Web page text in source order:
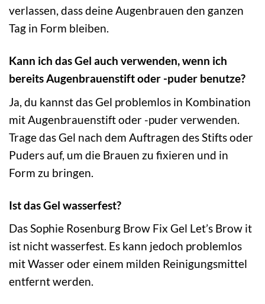
verlassen, dass deine Augenbrauen den ganzen
Tag in Form bleiben.
Kann ich das Gel auch verwenden, wenn ich
bereits Augenbrauenstift oder -puder benutze?
Ja, du kannst das Gel problemlos in Kombination
mit Augenbrauenstift oder -puder verwenden.
Trage das Gel nach dem Auftragen des Stifts oder
Puders auf, um die Brauen zu fixieren und in
Form zu bringen.
Ist das Gel wasserfest?
Das Sophie Rosenburg Brow Fix Gel Let’s Brow it
ist nicht wasserfest. Es kann jedoch problemlos
mit Wasser oder einem milden Reinigungsmittel
entfernt werden.